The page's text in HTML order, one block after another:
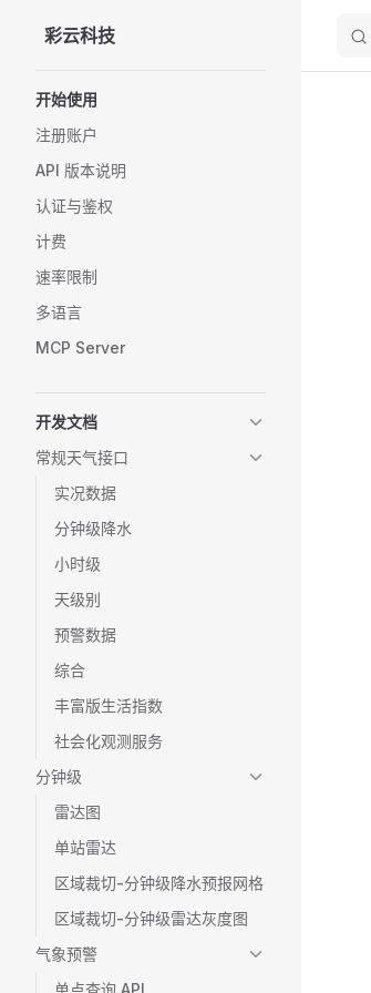
Skip to content
彩云科技
开始使用
注册账户
API 版本说明
认证与鉴权
计费
速率限制
多语言
MCP Server
开发文档
常规天气接口
实况数据
分钟级降水
小时级
天级别
预警数据
综合
丰富版生活指数
社会化观测服务
分钟级
雷达图
单站雷达
区域裁切-分钟级降水预报网格
区域裁切-分钟级雷达灰度图
气象预警
单点查询 API